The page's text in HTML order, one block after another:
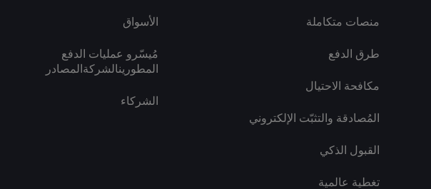
منصات متكاملة
طرق الدفع
مكافحة الاحتيال
المُصادقة والتثبّت الإلكتروني
القبول الذكي
تغطية عالمية
الأسواق
مُيسّرو عمليات الدفع
المطورينالشركةالمصادر
الشركاء